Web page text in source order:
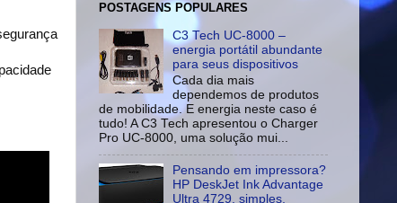
POSTAGENS POPULARES
C3 Tech UC-8000 –
energia portátil abundante
para seus dispositivos
Cada dia mais
dependemos de produtos
de mobilidade. E energia neste caso é
tudo! A C3 Tech apresentou o Charger
Pro UC-8000, uma solução mui...
Pensando em impressora?
HP DeskJet Ink Advantage
Ultra 4729, simples,